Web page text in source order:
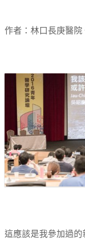
作者：林口長庚醫院
這應該是我參加過